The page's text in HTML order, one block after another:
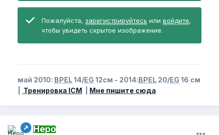
Пожалуйста, зарегистрируйтесь или войдите,
чтобы увидеть скрытое изображение.
май 2010: BPEL14/EG 12см - 2014:BPEL 20/EG 16 см
Тренировка ICM Мне пишите сюда
Неро